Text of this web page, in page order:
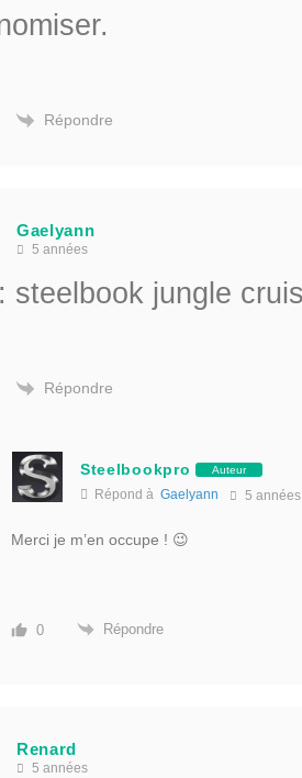
Répondre
Gaelyann
5 années
steelbook jungle
Répondre
Steelbookpro Auteur
Répond à Gaelyann 5 années
Merci je m’en occupe ! 😉
0 Répondre
Renard
5 années